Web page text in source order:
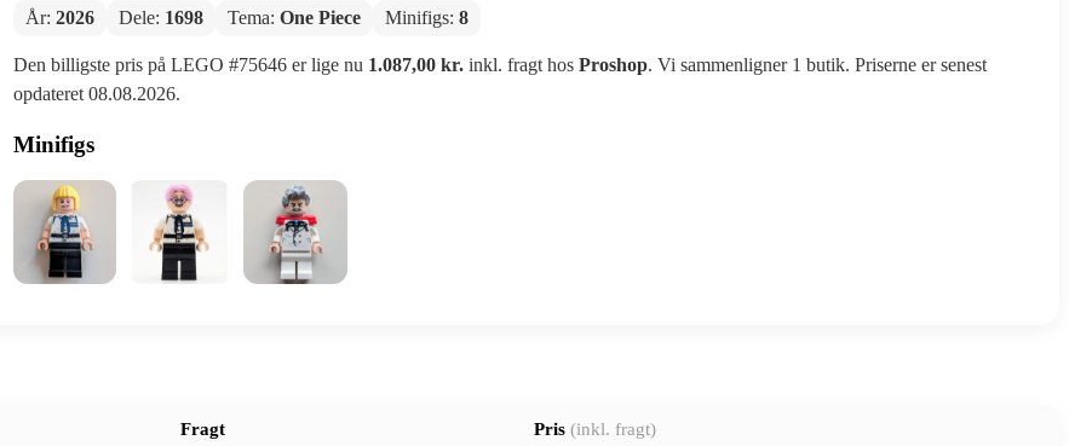
År: 2026 Dele: 1698 Tema: One Piece Minifigs: 8
Den billigste pris på LEGO #75646 er lige nu 1.087,00 kr.inkl. fragt hos Proshop. Vi sammenligner 1 butik. Priserne er senest
opdateret 08.08.2026.
Minifigs
Fragt Pris (inkl. fragt)